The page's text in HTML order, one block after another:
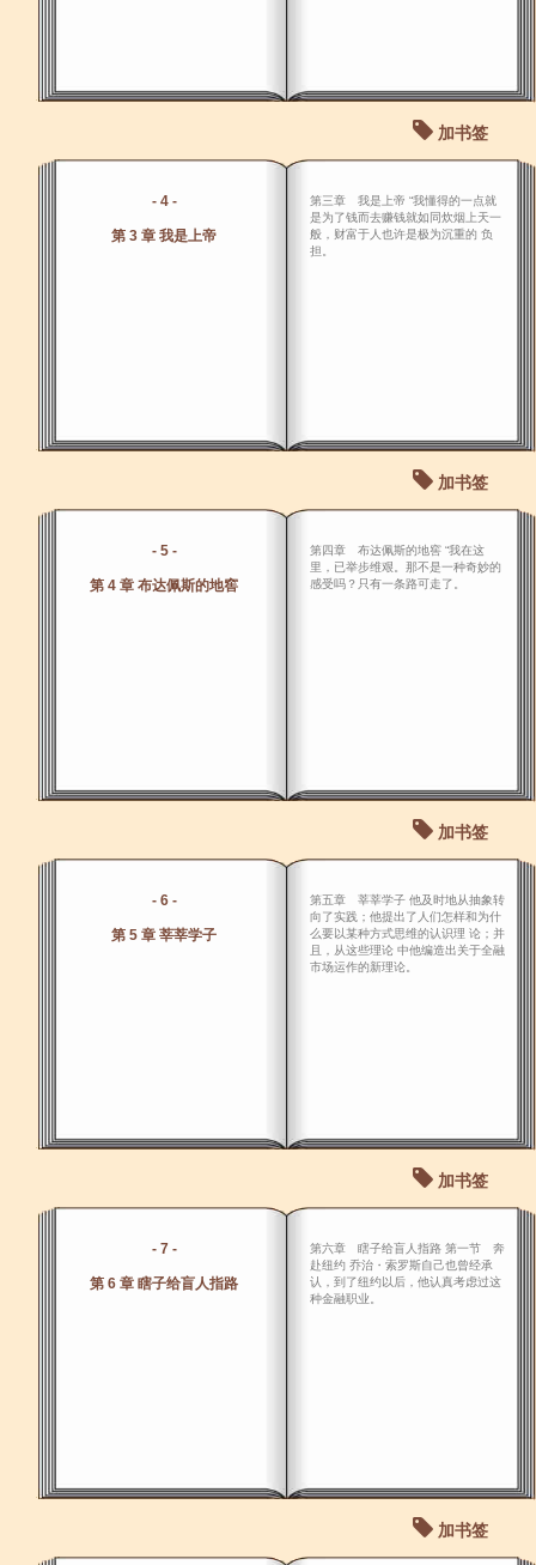
加书签
- 4 -
第 3 章 我是上帝
第三章 我是上帝 “我懂得的一点就
是为了钱而去赚钱就如同炊烟上天一
般，财富于人也许是极为沉重的 负
担。
加书签
- 5 -
第 4 章 布达佩斯的地窖
第四章 布达佩斯的地窖 “我在这
里，已举步维艰。那不是一种奇妙的
感受吗？只有一条路可走了。
加书签
- 6 -
第 5 章 莘莘学子
第五章 莘莘学子 他及时地从抽象转
向了实践；他提出了人们怎样和为什
么要以某种方式思维的认识理 论；并
且，从这些理论 中他编造出关于全融
市场运作的新理论。
加书签
- 7 -
第 6 章 瞎子给盲人指路
第六章 瞎子给盲人指路 第一节 奔
赴纽约 乔治・索罗斯自己也曾经承
认，到了纽约以后，他认真考虑过这
种金融职业。
加书签